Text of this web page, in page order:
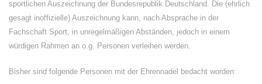
sportlichen Auszeichnung der Bundesrepublik Deutschland. Die (ehrlich
gesagt inoffizielle) Auszeichnung kann, nach Absprache in der
Fachschaft Sport, in unregelmäßigen Abständen, jedoch in einem
würdigen Rahmen an o.g. Personen verleihen werden.
Bisher sind folgende Personen mit der Ehrennadel bedacht worden: